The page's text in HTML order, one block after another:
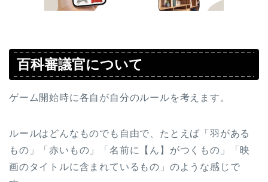
百科審議官について
ゲーム開始時に各自が自分のルールを考えます。
ルールはどんなものでも自由で、たとえば「羽がある
もの」「赤いもの」「名前に【ん】がつくもの」「映
画のタイトルに含まれているもの」のような感じで